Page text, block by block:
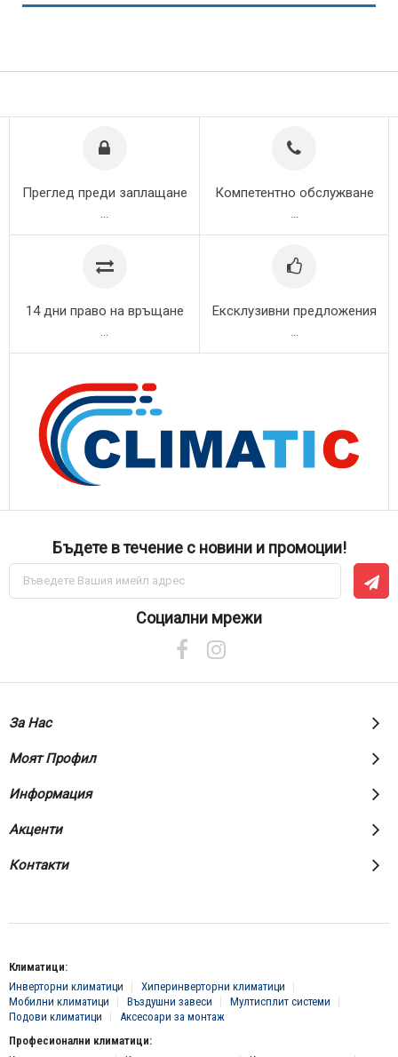
Преглед преди заплащане Компетентно обслужване
14 дни право на връщане Ексклузивни предложения
Бъдете в течение с новини и промоции!
Абонирай
за
Социални мрежи
За Нас
Моят Профил
Информация
Акценти
Контакти
Климатици:
Инверторни климатици
Хиперинверторни климатици
Мобилни климатици
Въздушни завеси
Мултисплит системи
Подови климатици
Аксесоари за монтаж
Професионални климатици: